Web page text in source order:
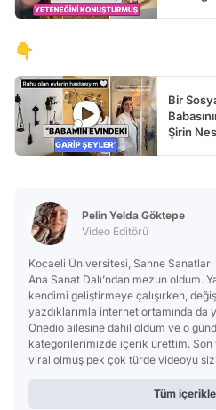
👇
Bir
Şirin
Pelin Yelda Göktepe
Video Editörü
Kocaeli Üniversitesi, Sahne
Ana Sanat Dalı’ndan mezun oldum.
kendimi geliştirmeye çalışırken,
yazdıklarımla internet ortamında da
Onedio ailesine dahil oldum ve o
kategorilerimizde içerik ürettim. Son
viral olmuş pek çok türde videoyu
Tüm